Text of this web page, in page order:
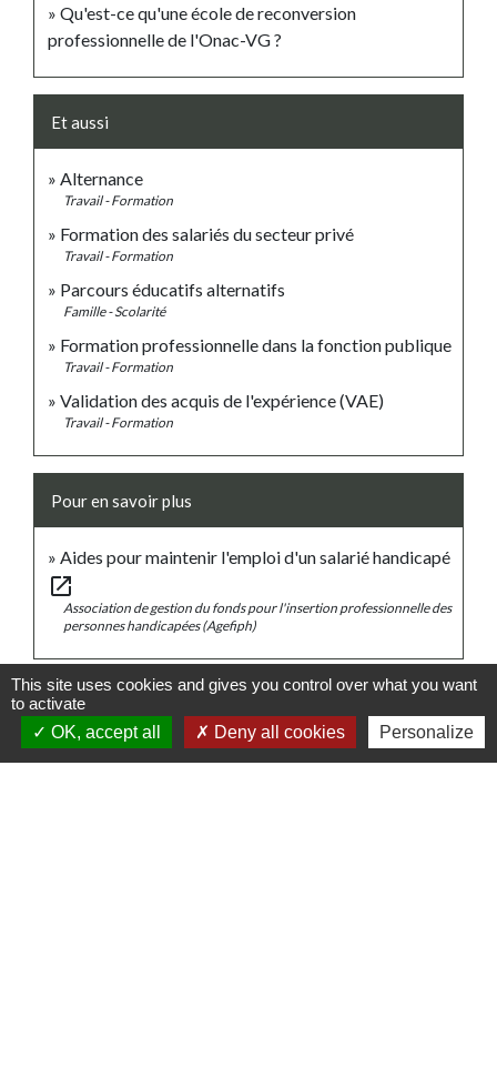
Qu'est-ce qu'une école de reconversion
professionnelle de l'Onac-VG ?
Et aussi
Alternance
Travail - Formation
Formation des salariés du secteur privé
Travail - Formation
Parcours éducatifs alternatifs
Famille - Scolarité
Formation professionnelle dans la fonction publique
Travail - Formation
Validation des acquis de l'expérience (VAE)
Travail - Formation
Pour en savoir plus
Aides pour maintenir l'emploi d'un salarié handicapé
open_in_new
Association de gestion du fonds pour l'insertion professionnelle des
personnes handicapées (Agefiph)
Signaler une erreur sur cette page
This site uses cookies and gives you control over what you want
to activate
OK, accept all
Deny all cookies Personalize